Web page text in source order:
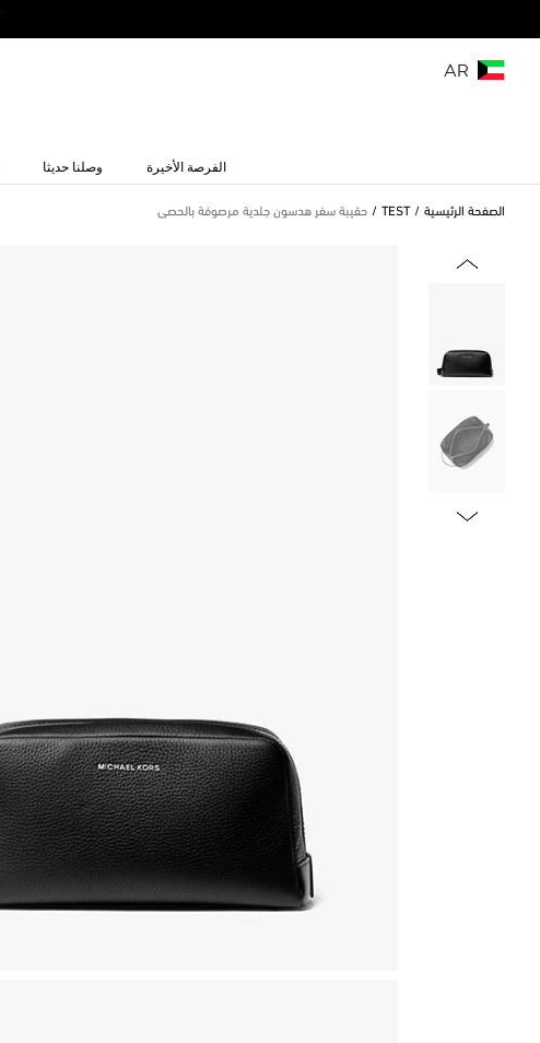
AR
الفرصة الأخيرة وصلنا حديثا
الصفحة الرئيسية TEST حقيبة سفر هدسون جلدية مرصوفة بالحصى